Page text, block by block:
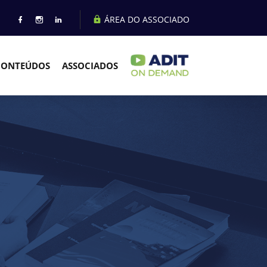
ÁREA DO ASSOCIADO
ASSOCIADOS